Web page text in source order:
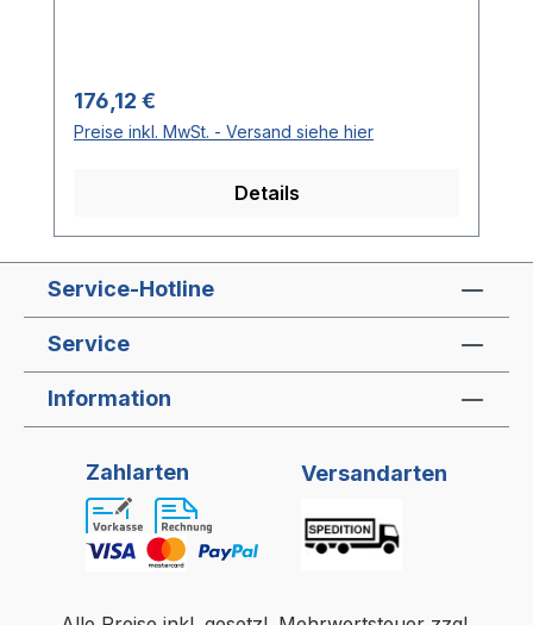
Regulärer Preis:
176,12 €
Preise inkl. MwSt. - Versand siehe hier
Details
Service-Hotline
Service
Information
Zahlarten Versandarten